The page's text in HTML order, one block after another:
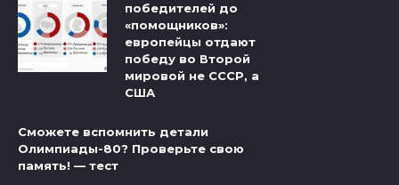
победителей до
«помощников»:
европейцы отдают
победу во Второй
мировой не СССР, а
США
Сможете вспомнить детали
Олимпиады-80? Проверьте свою
память! — тест